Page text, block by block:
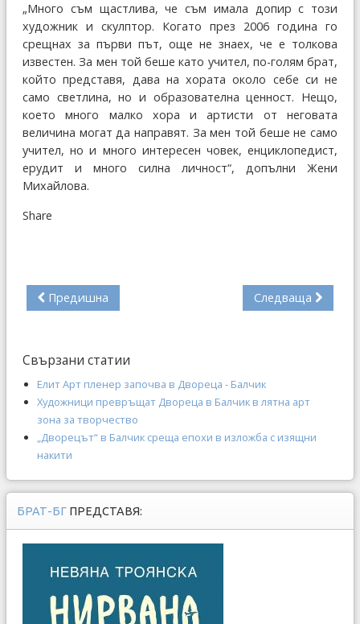
„Много съм щастлива, че съм имала допир с този
художник и скулптор. Когато през 2006 година го
срещнах за първи път, още не знаех, че е толкова
известен. За мен той беше като учител, по-голям брат,
който представя, дава на хората около себе си не
само светлина, но и образователна ценност. Нещо,
което много малко хора и артисти от неговата
величина могат да направят. За мен той беше не само
учител, но и много интересен човек, енциклопедист,
ерудит и много силна личност“, допълни Жени
Михайлова.
Share
Предишна Следваща
Свързани статии
Елит Арт пленер започва в Двореца - Балчик
Художници превръщат Двореца в Балчик в лятна арт
зона за творчество
„Дворецът“ в Балчик среща епохи в изложба с изящни
накити
БРАТ-БГ ПРЕДСТАВЯ: